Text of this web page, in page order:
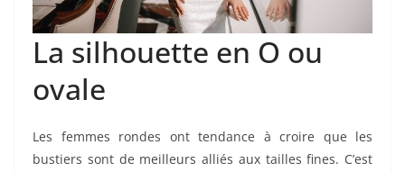
La silhouette en O ou
ovale
Les femmes rondes ont tendance à croire que les
bustiers sont de meilleurs alliés aux tailles fines. C’est